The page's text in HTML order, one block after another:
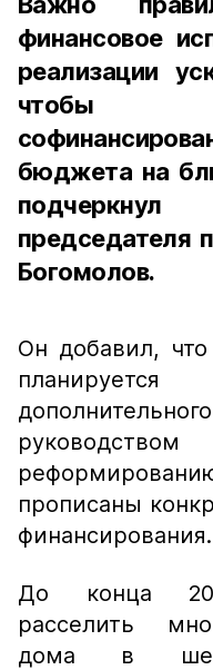
финансовое
реализации
чтобы
бюджета на
председателя
Богомолов.
Он добавил,
прописаны
финансирования.
До конца
расселить
дома в